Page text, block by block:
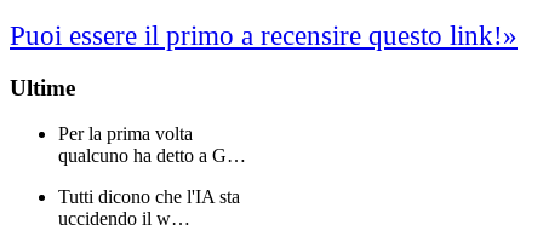
Puoi essere il primo a recensire questo link!»
Ultime
Per la prima volta
qualcuno ha detto a G…
Tutti dicono che l'IA sta
uccidendo il w…